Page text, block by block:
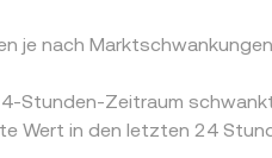
je nach
Stunden-Zeitraum
Wert in den letzten 24